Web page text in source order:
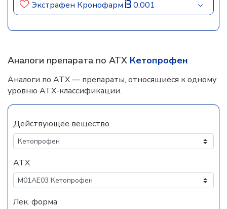
Экстрафен Кронофарм 0.001
Аналоги препарата по АТХ Кетопрофен
Аналоги по АТХ — препараты, относящиеся к одному
уровню АТХ-классификации.
Действующее вещество
АТХ
Лек. форма